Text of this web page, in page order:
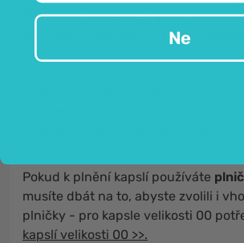
Prázdné kapsle – pro snadné
užívání doplňků stravy v
Pokud k plnění kapslí používáte
musíte dbát na to, abyste zvolili i
plničky - pro kapsle velikosti 00
kapslí velikosti 00 >>.
Ne